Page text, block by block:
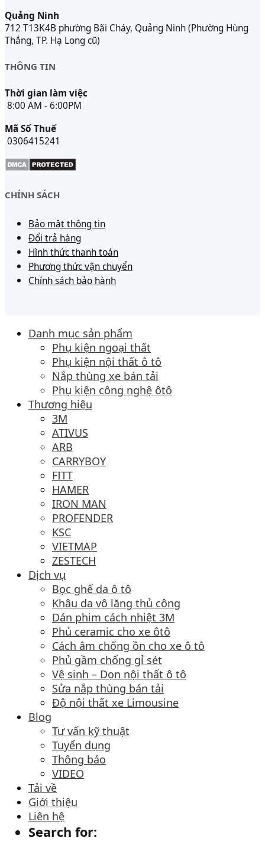
Quảng Ninh
712 T13K4B phường Bãi Cháy, Quảng Ninh (Phường Hùng
Thắng, TP. Hạ Long cũ)
THÔNG TIN
Thời gian làm việc
8:00 AM - 6:00PM
Mã Số Thuế
0306415241
CHÍNH SÁCH
Bảo mật thông tin
Đổi trả hàng
Hình thức thanh toán
Phương thức vận chuyển
Chính sách bảo hành
Danh mục sản phẩm
Phụ kiện ngoại thất
Phụ kiện nội thất ô tô
Nắp thùng xe bán tải
Phụ kiện công nghệ ôtô
Thương hiệu
3M
ATIVUS
ARB
CARRYBOY
FITT
HAMER
IRON MAN
PROFENDER
KSC
VIETMAP
ZESTECH
Dịch vụ
Bọc ghế da ô tô
Khâu da vô lăng thủ công
Dán phim cách nhiệt 3M
Phủ ceramic cho xe ôtô
Cách âm chống ồn cho xe ô tô
Phủ gầm chống gỉ sét
Vệ sinh – Dọn nội thất ô tô
Sửa nắp thùng bán tải
Độ nội thất xe Limousine
Blog
Tư vấn kỹ thuật
Tuyển dụng
Thông báo
VIDEO
Tải về
Giới thiệu
Liên hệ
Search for: